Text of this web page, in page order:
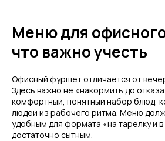
Меню для
что важно учесть
Офисный фуршет отличается от
Здесь важно не «накормить до
комфортный, понятный набор блюд,
людей из рабочего ритма. Меню
удобным для формата «на тарелку и в
достаточно сытным.